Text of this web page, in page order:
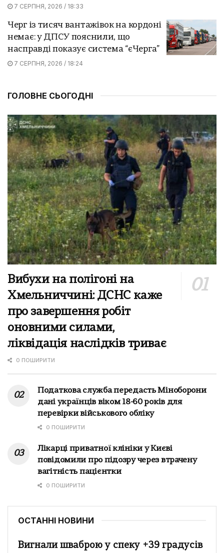
7 СЕРПНЯ, 2026 / 18:33
Черг із тисяч вантажівок на кордоні
немає: у ДПСУ пояснили, що
насправді показує система “єЧерга”
7 СЕРПНЯ, 2026 / 18:24
ГОЛОВНЕ СЬОГОДНІ
Вибухи на полігоні на
Хмельниччині: ДСНС каже
про завершення робіт
оновними силами,
ліквідація наслідків триває
0 ПОШИРИТИ
Податкова служба передасть Міноборони
дані українців віком 18-60 років для
перевірки військового обліку
0 ПОШИРИТИ
Лікарці приватної клініки у Києві
повідомили про підозру через втрачену
вагітність пацієнтки
0 ПОШИРИТИ
ОСТАННІ НОВИНИ
Вигнали шваброю у спеку +39 градусів